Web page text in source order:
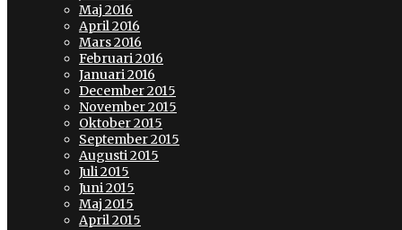
Maj 2016
April 2016
Mars 2016
Februari 2016
Januari 2016
December 2015
November 2015
Oktober 2015
September 2015
Augusti 2015
Juli 2015
Juni 2015
Maj 2015
April 2015